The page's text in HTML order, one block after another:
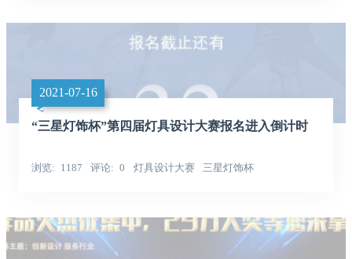
2021-07-16
“三星灯饰杯”第四届灯具设计大赛报名进入倒计时
浏览 1187 评论 0 灯具设计大赛 三星灯饰杯